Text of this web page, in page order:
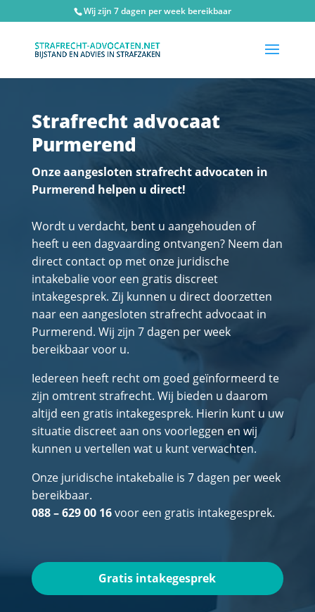
Wij zijn 7 dagen per week bereikbaar
Strafrecht advocaat
Purmerend
Onze aangesloten strafrecht advocaten in
Purmerend helpen u direct!
Wordt u verdacht, bent u aangehouden of
heeft u een dagvaarding ontvangen? Neem dan
direct contact op met onze juridische
intakebalie voor een gratis discreet
intakegesprek. Zij kunnen u direct doorzetten
naar een aangesloten strafrecht advocaat in
Purmerend. Wij zijn 7 dagen per week
bereikbaar voor u.
Iedereen heeft recht om goed geïnformeerd te
zijn omtrent strafrecht. Wij bieden u daarom
altijd een gratis intakegesprek. Hierin kunt u uw
situatie discreet aan ons voorleggen en wij
kunnen u vertellen wat u kunt verwachten.
Onze juridische intakebalie is 7 dagen per week
bereikbaar.
088 – 629 00 16voor een gratis intakegesprek.
Gratis intakegesprek